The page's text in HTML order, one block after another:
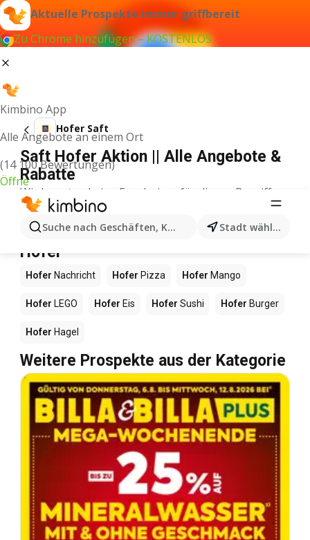
Aktuelle Prospekte immer griffbereit
Zu Chrome hinzufügen – KOSTENLOS
Kimbino App
Alle Angebote an einem Ort
(14 100 Bewertungen)
Öffne
Suche nach Geschäften, Kategorien, Produkten...
Stadt wählen
Hofer Saft
Saft Hofer Aktion || Alle Angebote &
Rabatte
Wir konnten keine Ergebnisse für diesen Begriff
finden.
Andere Produkte in Geschäften
Hofer
Hofer Nachricht Hofer Pizza Hofer Mango
Hofer LEGO Hofer Eis Hofer Sushi Hofer Burger
Hofer Hagel
Weitere Prospekte aus der Kategorie